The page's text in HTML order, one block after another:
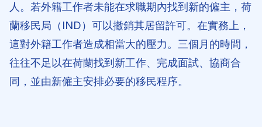
人。若外籍工作者未能在求職期內找到新的僱主，荷
蘭移民局（IND）可以撤銷其居留許可。在實務上，
這對外籍工作者造成相當大的壓力。三個月的時間，
往往不足以在荷蘭找到新工作、完成面試、協商合
同，並由新僱主安排必要的移民程序。